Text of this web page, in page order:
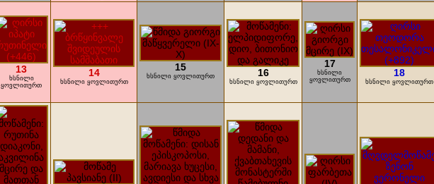
13
ხსნილი
ყოვლითურთ
14
ხსნილი ყოვლითურთ
15
ხსნილი ყოვლითურთ 16
ხსნილი ყოვლითურთ
17
ხსნილი
ყოვლითურთ
18
ხსნილი ყოვლითურთ